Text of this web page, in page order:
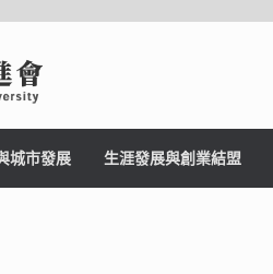
城市發展 生涯發展與創業結盟